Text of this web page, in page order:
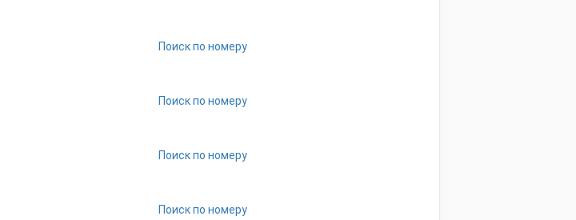
Поиск по номеру
Поиск по номеру
Поиск по номеру
Поиск по номеру